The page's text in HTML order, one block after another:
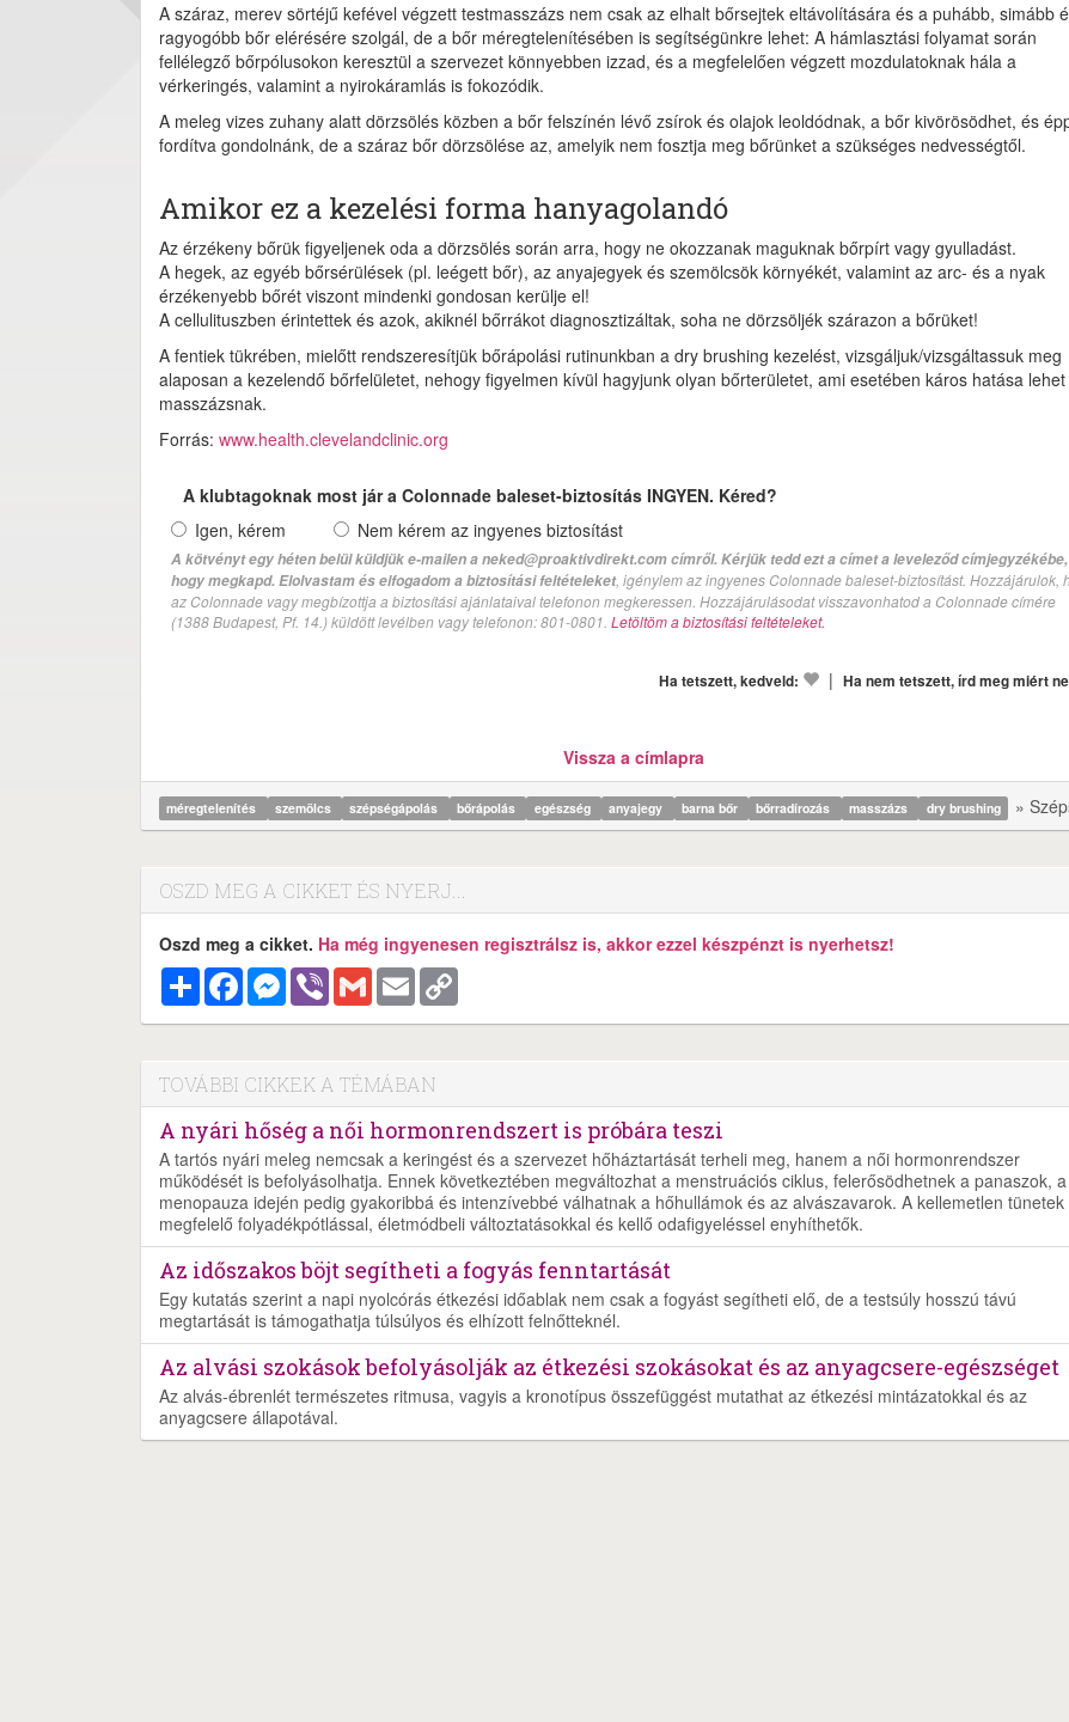
A száraz, merev sörtéjű kefével végzett testmasszázs nem csak az elhalt bőrsejtek eltávolítására és a puhább, simább
ragyogóbb bőr elérésére szolgál, de a bőr méregtelenítésében is segítségünkre lehet: A hámlasztási folyamat során
fellélegző bőrpólusokon keresztül a szervezet könnyebben izzad, és a megfelelően végzett mozdulatoknak hála a
vérkeringés, valamint a nyirokáramlás is fokozódik.
A meleg vizes zuhany alatt dörzsölés közben a bőr felszínén lévő zsírok és olajok leoldódnak, a bőr kivörösödhet, és
fordítva gondolnánk, de a száraz bőr dörzsölése az, amelyik nem fosztja meg bőrünket a szükséges nedvességtől.
Amikor ez a kezelési forma hanyagolandó
Az érzékeny bőrük figyeljenek oda a dörzsölés során arra, hogy ne okozzanak maguknak bőrpírt vagy gyulladást.
A hegek, az egyéb bőrsérülések (pl. leégett bőr), az anyajegyek és szemölcsök környékét, valamint az arc- és a nyak
érzékenyebb bőrét viszont mindenki gondosan kerülje el!
A cellulituszben érintettek és azok, akiknél bőrrákot diagnosztizáltak, soha ne dörzsöljék szárazon a bőrüket!
A fentiek tükrében, mielőtt rendszeresítjük bőrápolási rutinunkban a dry brushing kezelést, vizsgáljuk/vizsgáltassuk meg
alaposan a kezelendő bőrfelületet, nehogy figyelmen kívül hagyjunk olyan bőrterületet, ami esetében káros hatása
masszázsnak.
Forrás: www.health.clevelandclinic.org
A klubtagoknak most jár a Colonnade baleset-biztosítás INGYEN. Kéred?
Igen, kérem
Nem kérem az ingyenes biztosítást
A kötvényt egy héten belül küldjük e-mailen a neked@proaktivdirekt.com címről. Kérjük tedd ezt a címet a leveleződ címjegyzékébe,
hogy megkapd. Elolvastam és elfogadom a biztosítási feltételeket, igénylem az ingyenes Colonnade baleset-biztosítást. Hozzájárulok,
az Colonnade vagy megbízottja a biztosítási ajánlataival telefonon megkeressen. Hozzájárulásodat visszavonhatod a Colonnade címére
(1388 Budapest, Pf. 14.) küldött levélben vagy telefonon: 801-0801. Letöltöm a biztosítási feltételeket.
Ha tetszett, kedveld: | Ha nem tetszett, írd meg miért
Vissza a címlapra
méregtelenítés szemölcs szépségápolás bőrápolás egészség anyajegy barna bőr bőrradírozás masszázs dry brushing »
OSZD MEG A CIKKET ÉS NYERJ...
Oszd meg a cikket. Ha még ingyenesen regisztrálsz is, akkor ezzel készpénzt is nyerhetsz!
MegosztásFacebookMessenger
Viber Gmail Email
TOVÁBBI CIKKEK A TÉMÁBAN
A nyári hőség a női hormonrendszert is próbára teszi
A tartós nyári meleg nemcsak a keringést és a szervezet hőháztartását terheli meg, hanem a női hormonrendszer
működését is befolyásolhatja. Ennek következtében megváltozhat a menstruációs ciklus, felerősödhetnek a panaszok, a
menopauza idején pedig gyakoribbá és intenzívebbé válhatnak a hőhullámok és az alvászavarok. A kellemetlen tünetek
megfelelő folyadékpótlással, életmódbeli változtatásokkal és kellő odafigyeléssel enyhíthetők.
Az időszakos böjt segítheti a fogyás fenntartását
Egy kutatás szerint a napi nyolcórás étkezési időablak nem csak a fogyást segítheti elő, de a testsúly hosszú távú
megtartását is támogathatja túlsúlyos és elhízott felnőtteknél.
Az alvási szokások befolyásolják az étkezési szokásokat és az anyagcsere-egészséget
Az alvás-ébrenlét természetes ritmusa, vagyis a kronotípus összefüggést mutathat az étkezési mintázatokkal és az
anyagcsere állapotával.